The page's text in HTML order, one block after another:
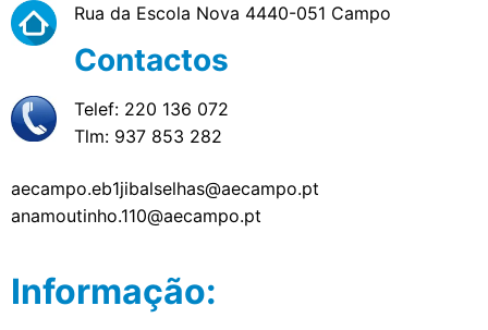
Rua da Escola Nova 4440-051 Campo
Contactos
Telef: 220 136 072
Tlm: 937 853 282
aecampo.eb1jibalselhas@aecampo.pt
anamoutinho.110@aecampo.pt
Informação: